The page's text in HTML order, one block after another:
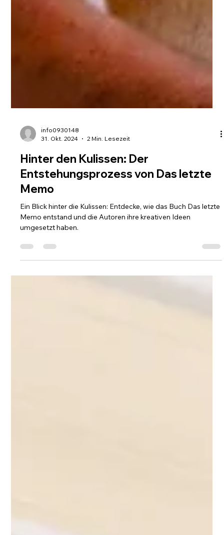
info0930148
31. Okt. 2024
2 Min. Lesezeit
Hinter den Kulissen: Der
Memo
Ein Blick hinter die Kulissen: Entdecke, wie das Buch Das letzte
umgesetzt haben.